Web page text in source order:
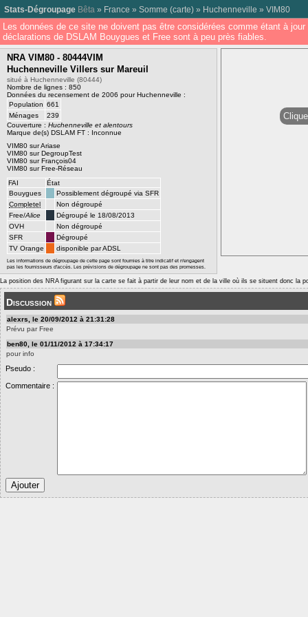
Stats-Dégroupage Bêta » France » Somme (carte) » Huchenneville » VIM80
Les données de ce site ne doivent pas être considérées comme étant à
déclarations de DSLAM Bouygues et Free sont à peu près fiables.
NRA VIM80 - 80444VIM
Huchenneville Villers sur Mareuil
situé à Huchenneville (80444)
Nombre de lignes : 850
Données du recensement de 2006 pour Huchenneville :
Population 661
Ménages
239
Couverture : Huchenneville et alentours
Marque de(s) DSLAM FT : Inconnue
VIM80 sur Ariase
VIM80 sur DegroupTest
VIM80 sur François04
VIM80 sur Free-Réseau
FAI
État
Bouygues
Possiblement dégroupé via SFR
Completel
Non dégroupé
Free/Alice
Dégroupé le 18/08/2013
OVH
Non dégroupé
SFR
Dégroupé
TV Orange
disponible par ADSL
Les informations de dégroupage de cette page sont fournies à titre indicatif et n'engagent
pas les fournisseurs d'accès. Les prévisions de dégroupage ne sont pas des promesses.
La position des NRA figurant sur la carte se fait à partir de leur nom et de la ville où ils se situent donc la
Discussion
alexrs, le 20/09/2012 à 21:31:28
Prévu par Free
ben80, le 01/11/2012 à 17:34:17
pour info
Pseudo :
Commentaire :